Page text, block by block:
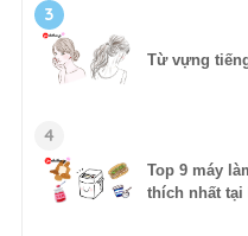
3
Từ vựng
4
Top 9 máy
thích nhất tại